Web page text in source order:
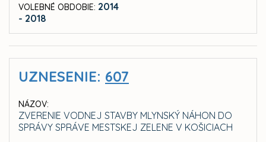
VOLEBNÉ OBDOBIE: 2014
- 2018
UZNESENIE: 607
NÁZOV:
ZVERENIE VODNEJ STAVBY MLYNSKÝ NÁHON DO
SPRÁVY SPRÁVE MESTSKEJ ZELENE V KOŠICIACH